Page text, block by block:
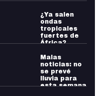
¿Ya salen
ondas
tropicales
fuertes de
África?
Malas
noticias: no
se prevé
lluvia para
esta semana